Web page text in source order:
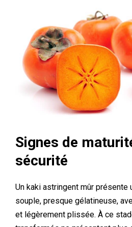
Signes de
sécurité
Un kaki astringent mûr présente
souple, presque gélatineuse,
et légèrement plissée. À ce